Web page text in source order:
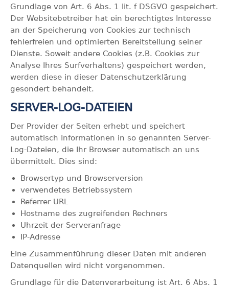
Grundlage von Art. 6 Abs. 1 lit. f DSGVO gespeichert.
Der Websitebetreiber hat ein berechtigtes Interesse
an der Speicherung von Cookies zur technisch
fehlerfreien und optimierten Bereitstellung seiner
Dienste. Soweit andere Cookies (z.B. Cookies zur
Analyse Ihres Surfverhaltens) gespeichert werden,
werden diese in dieser Datenschutzerklärung
gesondert behandelt.
SERVER-LOG-DATEIEN
Der Provider der Seiten erhebt und speichert
automatisch Informationen in so genannten Server-
Log-Dateien, die Ihr Browser automatisch an uns
übermittelt. Dies sind:
Browsertyp und Browserversion
verwendetes Betriebssystem
Referrer URL
Hostname des zugreifenden Rechners
Uhrzeit der Serveranfrage
IP-Adresse
Eine Zusammenführung dieser Daten mit anderen
Datenquellen wird nicht vorgenommen.
Grundlage für die Datenverarbeitung ist Art. 6 Abs. 1